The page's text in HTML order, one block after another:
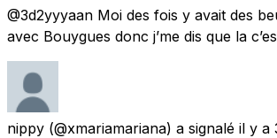
@3d2yyyaan Moi des fois y avait des
avec Bouygues donc j’me dis que la
nippy (@xmariamariana) a signalé il y a